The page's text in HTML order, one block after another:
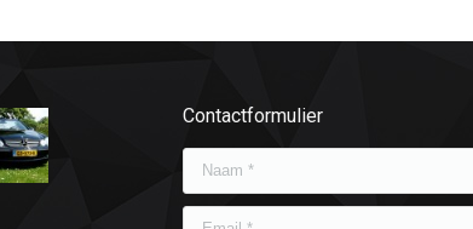
Contactformulier
Naam *
Email *